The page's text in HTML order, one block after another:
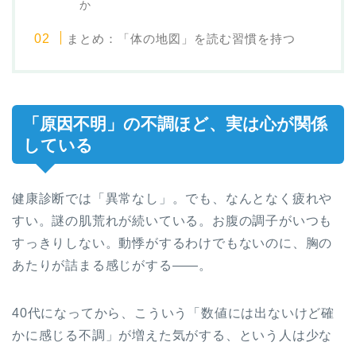
か
まとめ：「体の地図」を読む習慣を持つ
「原因不明」の不調ほど、実は心が関係
している
健康診断では「異常なし」。でも、なんとなく疲れや
すい。謎の肌荒れが続いている。お腹の調子がいつも
すっきりしない。動悸がするわけでもないのに、胸の
あたりが詰まる感じがする——。
40代になってから、こういう「数値には出ないけど確
かに感じる不調」が増えた気がする、という人は少な